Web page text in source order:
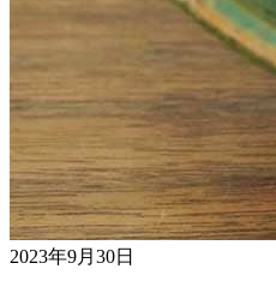
2023年9月30日